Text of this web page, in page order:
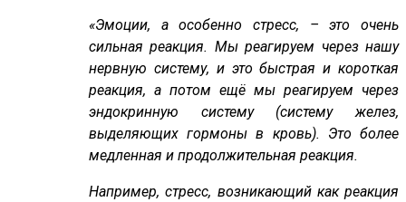
«Эмоции, а особенно стресс, – это очень
сильная реакция. Мы реагируем через нашу
нервную систему, и это быстрая и короткая
реакция, а потом ещё мы реагируем через
эндокринную систему (систему желез,
выделяющих гормоны в кровь). Это более
медленная и продолжительная реакция.
Например, стресс, возникающий как реакция